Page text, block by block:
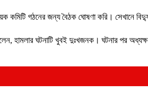
গঠনের জন্য বৈঠক ঘোষণা করি। সেখানে
বলেন, হামলার ঘটনাটি খুবই দুঃখজনক। ঘটনার